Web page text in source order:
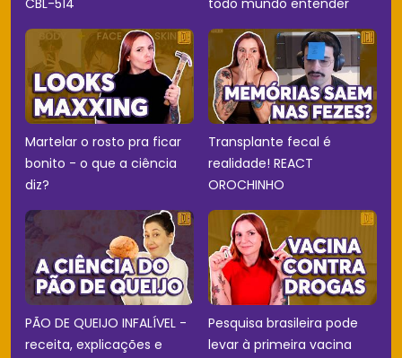
CBL-514
todo mundo entender
Martelar o rosto pra ficar
bonito - o que a ciência
diz?
Transplante fecal é
realidade! REACT
OROCHINHO
PÃO DE QUEIJO INFALÍVEL -
receita, explicações e
Pesquisa brasileira pode
levar à primeira vacina